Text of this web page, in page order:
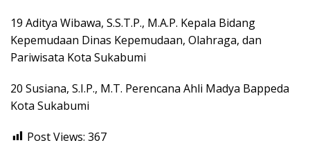
19 Aditya Wibawa, S.S.T.P., M.A.P. Kepala Bidang
Kepemudaan Dinas Kepemudaan, Olahraga, dan
Pariwisata Kota Sukabumi
20 Susiana, S.I.P., M.T. Perencana Ahli Madya Bappeda
Kota Sukabumi
Post Views: 367